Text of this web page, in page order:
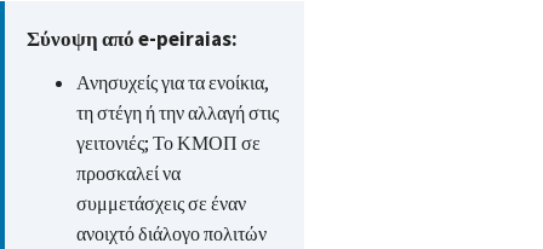
Σύνοψη από e-peiraias:
Ανησυχείς για τα ενοίκια,
τη στέγη ή την αλλαγή στις
γειτονιές; Το ΚΜΟΠ σε
προσκαλεί να
συμμετάσχεις σε έναν
ανοιχτό διάλογο πολιτών